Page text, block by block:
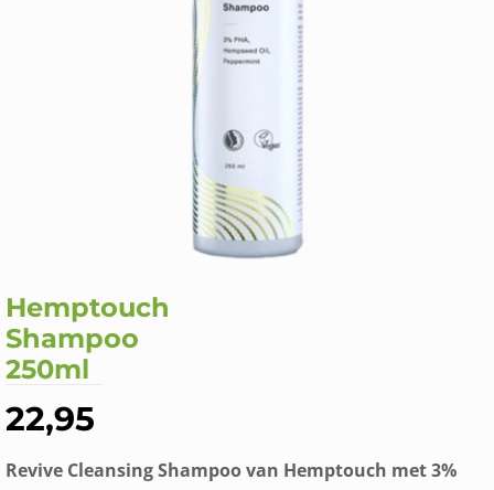
Hemptouch
Shampoo
250ml
22,95
Revive Cleansing Shampoo van Hemptouch met 3%